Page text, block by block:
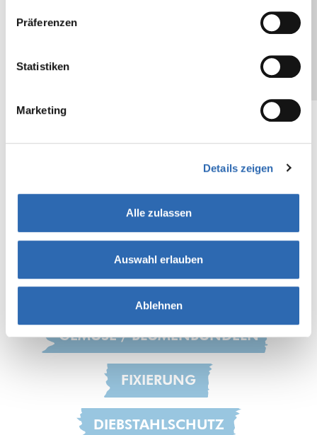
Präferenzen
Statistiken
Marketing
Details zeigen
Alle zulassen
Auswahl erlauben
Ablehnen
VERSANDTASCHEN
BÜNDELN, UMREIFEN,
TIEFKÜHL-BEREICH
GEMÜSE / BLUMENBÜNDELN
FIXIERUNG
DIEBSTAHLSCHUTZ